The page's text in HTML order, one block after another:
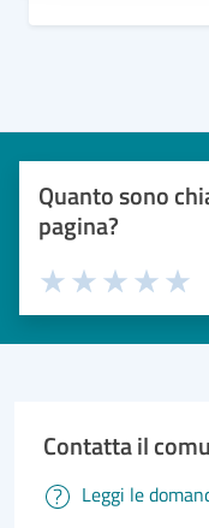
Quanto sono
pagina?
Valuta 4
Valuta 3
Valuta 2 stelle
Valuta 1 stelle su 5
Contatta il
Leggi le